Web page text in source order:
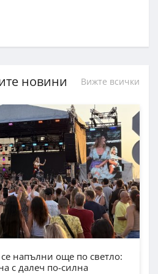
новини Вижте всички
се напълни още по светло:
с далеч по-силна